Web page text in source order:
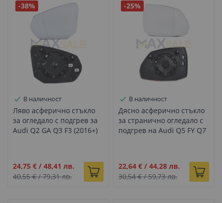
-38%
В наличност
Ляво асферично стъкло
за огледало с подгрев за
Audi Q2 GA Q3 F3 (2016+)
Промо
цена
24,75 € / 48,41 лв.
40,55 €/79,31 лв.
-25%
В наличност
Дясно асферично стъкло
за странично огледало с
подгрев на Audi Q5 FY Q7
Промо
цена
22,64 € /44,28 лв.
30,54 €/59,73 лв.